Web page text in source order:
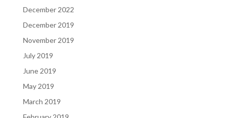
December 2022
December 2019
November 2019
July 2019
June 2019
May 2019
March 2019